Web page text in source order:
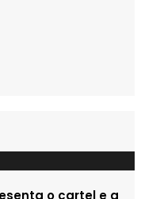
o cartel e a